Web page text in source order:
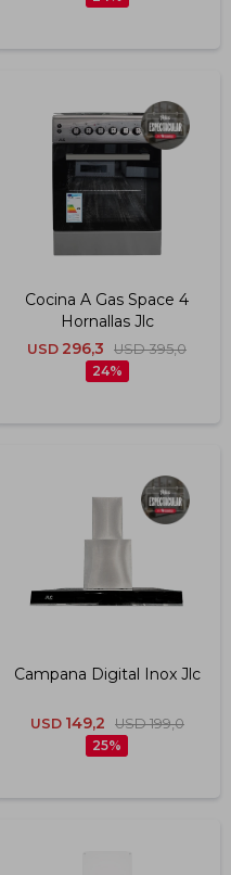
Cocina A Gas Space 4
Hornallas Jlc
USD 296,3 USD 395,0
24
Campana Digital Inox Jlc
USD 149,2 USD 199,0
25